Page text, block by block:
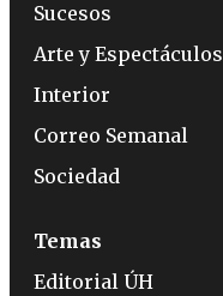
Sucesos
Arte y Espectáculos
Interior
Correo Semanal
Sociedad
Temas
Editorial ÚH